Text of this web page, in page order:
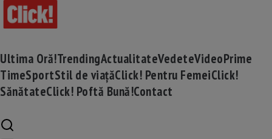
Ultima Oră!TrendingActualitateVedeteVideoPrime
TimeSportStil de viațăClick! Pentru FemeiClick!
SănătateClick! Poftă Bună!Contact